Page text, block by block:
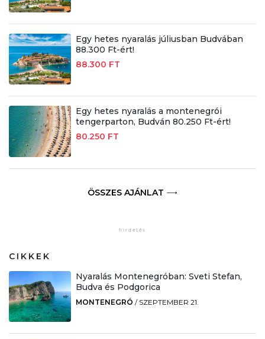
Egy hetes nyaralás júliusban Budvában
88.300 Ft-ért!
88.300 FT
Egy hetes nyaralás a montenegrói
tengerparton, Budván 80.250 Ft-ért!
80.250 FT
ÖSSZES AJÁNLAT
CIKKEK
Nyaralás Montenegróban: Sveti Stefan,
Budva és Podgorica
MONTENEGRÓ / SZEPTEMBER 21.